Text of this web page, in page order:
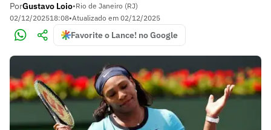
PorGustavo Loio•Rio de Janeiro (RJ)
02/12/202518:08•Atualizado em 02/12/2025
Favorite o Lance! no Google